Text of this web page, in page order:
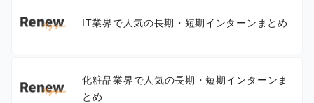
IT業界で人気の長期・短期インターンまとめ
化粧品業界で人気の長期・短期インターンま
とめ